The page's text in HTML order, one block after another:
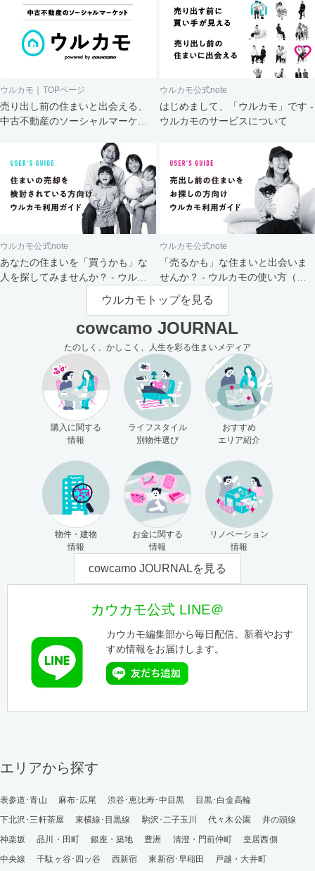
ウルカモ｜TOPページ
売り出し前の住まいと出会える、
中古不動産のソーシャルマーケッ
ウルカモ公式note
はじめまして、「ウルカモ」です -
ウルカモのサービスについて
ウルカモ公式note
あなたの住まいを「買うかも」な
人を探してみませんか？ - ウルカ
ウルカモ公式note
「売るかも」な住まいと出会いま
せんか？ - ウルカモの使い方（買
主さま向け）
ウルカモトップを見る
cowcamo JOURNAL
たのしく、かしこく、人生を彩る住まいメディア
購入に関する
情報
ライフスタイル
別物件選び
おすすめ
エリア紹介
物件・建物
情報
お金に関する
情報
リノベーション
情報
cowcamo JOURNALを見る
カウカモ公式 LINE＠
カウカモ編集部から毎日配信。新着やおす
すめ情報をお届けします。
エリアから探す
表参道･青山 麻布･広尾 渋谷･恵比寿･中目黒
目黒･白金高輪
下北沢･三軒茶屋
東横線･目黒線 駒沢･二子玉川 代々木公園
井の頭線
神楽坂
品川・田町 銀座・築地 豊洲 清澄・門前仲町
皇居西側
中央線
千駄ヶ谷･四ッ谷 西新宿 東新宿･早稲田
戸越・大井町